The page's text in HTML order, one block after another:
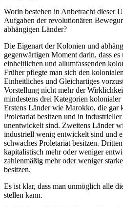
Worin bestehen in Anbetracht dieser
Aufgaben der revolutionären
abhängigen Länder?
Die Eigenart der Kolonien und
gegenwärtigen Moment darin, dass es
einheitlichen und allumfassenden
Früher pflegte man sich den
Einheitliches und Gleichartiges
Vorstellung nicht mehr der
mindestens drei Kategorien kolonialer
Erstens Länder wie Marokko, die gar
Proletariat besitzen und in
unentwickelt sind. Zweitens Länder
industriell wenig entwickelt sind und
schwaches Proletariat besitzen.
kapitalistisch mehr oder weniger
zahlenmäßig mehr oder weniger
besitzen.
Es ist klar, dass man unmöglich alle
stellen kann.